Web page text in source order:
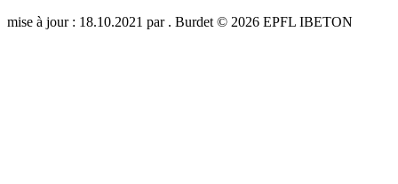
mise à jour : 18.10.2021 par . Burdet © 2026 EPFL IBETON